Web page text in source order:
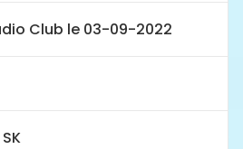
Club le 03-09-2022